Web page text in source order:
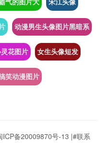
动漫男生头像图片黑暗系
花图片 女生头像短发
笑动漫图片
ICP备20009870号-13 |#联系